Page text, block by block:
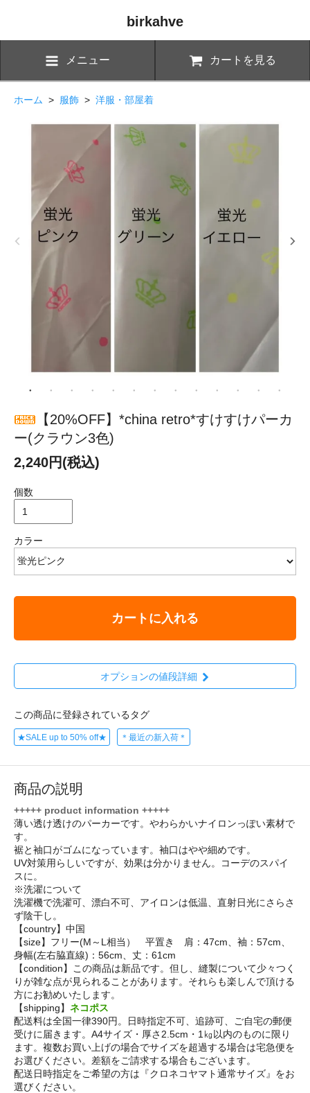
birkahve
メニュー カートを見る
ホーム > 服飾 > 洋服・部屋着
【20%OFF】*china retro*すけすけパーカ
ー(クラウン3色)
2,240円(税込)
個数
カラー
カートに入れる
オプションの値段詳細
この商品に登録されているタグ
★SALE up to 50% off★ ＊最近の新入荷＊
商品の説明
+++++ product information +++++
薄い透け透けのパーカーです。やわらかいナイロンっぽい素材で
す。
裾と袖口がゴムになっています。袖口はやや細めです。
UV対策用らしいですが、効果は分かりません。コーデのスパイ
スに。
※洗濯について
洗濯機で洗濯可、漂白不可、アイロンは低温、直射日光にさらさ
ず陰干し。
【country】中国
【size】フリー(M～L相当） 平置き 肩：47cm、袖：57cm、
身幅(左右脇直線)：56cm、丈：61cm
【condition】この商品は新品です。但し、縫製について少々つく
りが雑な点が見られることがあります。それらも楽しんで頂ける
方にお勧めいたします。
【shipping】 ネコポス
配送料は全国一律390円。日時指定不可、追跡可、ご自宅の郵便
受けに届きます。A4サイズ・厚さ2.5cm・1㎏以内のものに限り
ます。複数お買い上げの場合でサイズを超過する場合は宅急便を
お選びください。差額をご請求する場合もございます。
配送日時指定をご希望の方は『クロネコヤマト通常サイズ』をお
選びください。